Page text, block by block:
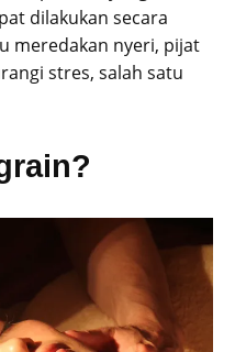
dilakukan secara
meredakan nyeri, pijat
stres, salah satu